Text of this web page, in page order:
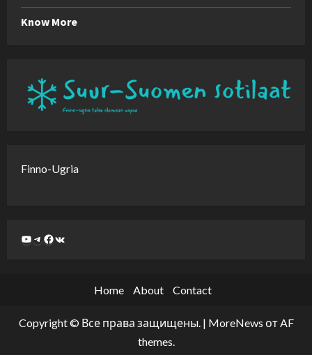
Know More
Finno-Ugria
Home About Contact
Copyright © Все права защищены. | MoreNews от AF
themes.